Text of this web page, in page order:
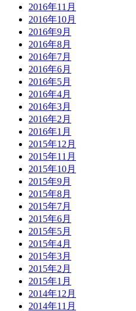
2016年11月
2016年10月
2016年9月
2016年8月
2016年7月
2016年6月
2016年5月
2016年4月
2016年3月
2016年2月
2016年1月
2015年12月
2015年11月
2015年10月
2015年9月
2015年8月
2015年7月
2015年6月
2015年5月
2015年4月
2015年3月
2015年2月
2015年1月
2014年12月
2014年11月